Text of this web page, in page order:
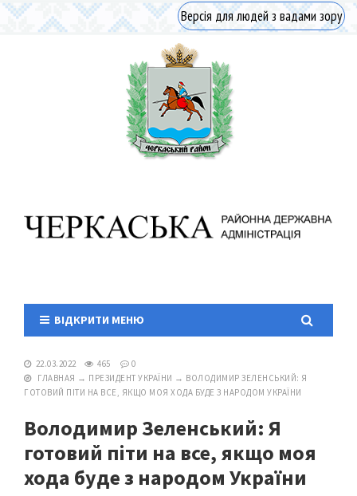
Версія для людей з вадами зору
ВІДКРИТИ МЕНЮ
22.03.2022 465
0
ГЛАВНАЯ → ПРЕЗИДЕНТ УКРАЇНИ → ВОЛОДИМИР ЗЕЛЕНСЬКИЙ: Я
ГОТОВИЙ ПІТИ НА ВСЕ, ЯКЩО МОЯ ХОДА БУДЕ З НАРОДОМ УКРАЇНИ
Володимир Зеленський: Я
готовий піти на все, якщо моя
хода буде з народом України